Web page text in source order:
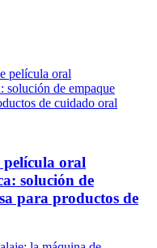
película oral
solución de
para productos de